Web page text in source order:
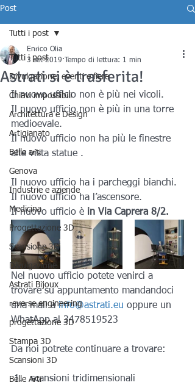
Post
Tutti i post
Divulgazione, eventi e fiere
Chiavi impossibili
Architettura e Design
Artigianato
Belle arti
Genova
Industrie e aziende
Medicina
Progettazione 3D
Scansione 3D
Divulgazione
Astrati Bijoux
reverse engineering
progettazione 3D
Stampa 3D
Scansioni 3D
Belle Arti
Tutti i post
Astrati si è trasferita!
Enrico Olia
3 set 2019
Tempo di lettura: 1 min
Il nuovo ufficio non è più nei vicoli.
Il nuovo ufficio non è più in una torre
medioevale.
Il nuovo ufficio non ha più le finestre
alte vista statue .
Il nuovo ufficio ha i parcheggi bianchi.
Il nuovo ufficio ha l’ascensore.
Il nuovo ufficio è in Via Caprera 8/2.
Nel nuovo ufficio potete venirci a
trovare su appuntamento mandandoci
una mail a info@astrati.eu oppure un
WhatApp al 3478519523
Da noi potrete continuare a trovare:
scansioni tridimensionali